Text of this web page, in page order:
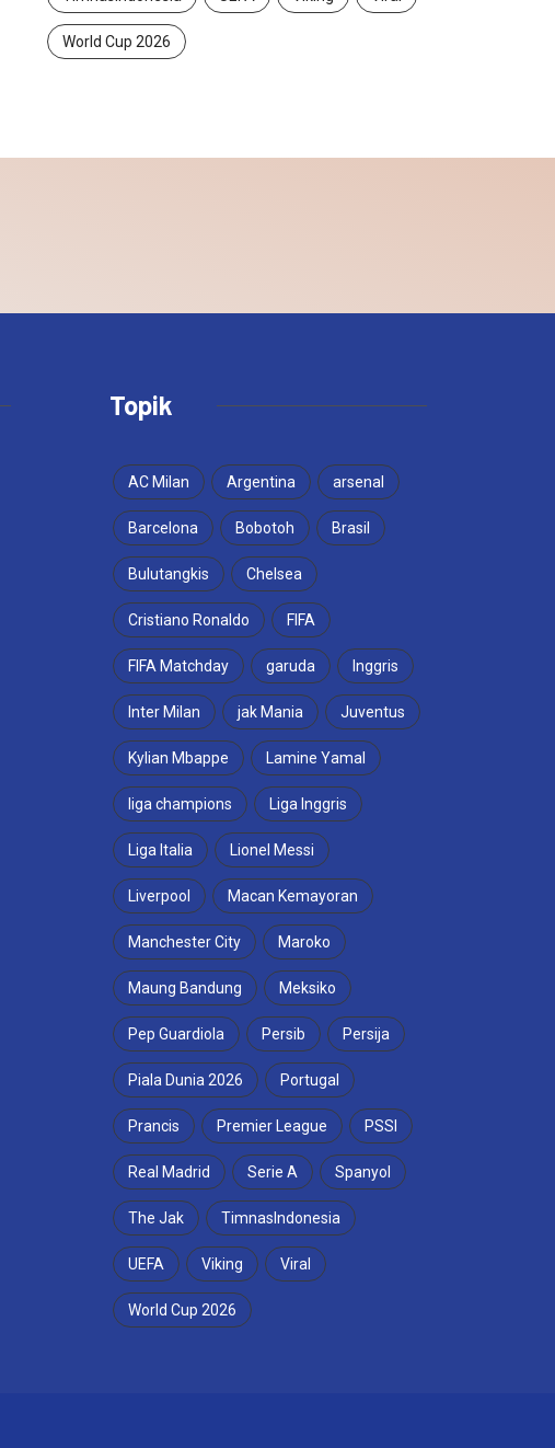
World Cup 2026
Topik
AC Milan Argentina arsenal
Barcelona Bobotoh Brasil
Bulutangkis Chelsea
Cristiano Ronaldo FIFA
FIFA Matchday garuda Inggris
Inter Milan jak Mania Juventus
Kylian Mbappe Lamine Yamal
liga champions Liga Inggris
Liga Italia Lionel Messi
Liverpool Macan Kemayoran
Manchester City Maroko
Maung Bandung Meksiko
Pep Guardiola Persib Persija
Piala Dunia 2026 Portugal
Prancis Premier League PSSI
Real Madrid Serie A Spanyol
The Jak TimnasIndonesia
UEFA Viking Viral
World Cup 2026